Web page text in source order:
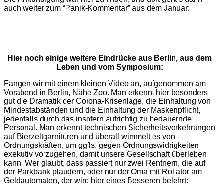
auch weiter zum “Panik-Kommentar” aus dem Januar:
Hier noch einige weitere Eindrücke aus Berlin, aus dem
Leben und vom Symposium:
Fangen wir mit einem kleinen Video an, aufgenommen am
Vorabend in Berlin, Nähe Zoo. Man erkennt hier besonders
gut die Dramatik der Corona-Krisenlage, die Einhaltung von
Mindestabständen und die Einhaltung der Maskenpflicht,
jedenfalls durch das insofern aufrichtig zu bedauernde
Personal. Man erkennt technischen Sicherheitsvorkehrungen
auf Bierzeltgarnituren und überall wimmelt es von
Ordnungskräften, um ggfls. gegen Ordnungswidrigkeiten
exekutiv vorzugehen, damit unsere Gesellschaft überleben
kann. Wer glaubt, dass passiert nur zwei Rentnern, die auf
der Parkbank plaudern, oder nur der Oma mit Rollator am
Geldautomaten, der wird hier eines Besseren belehrt: